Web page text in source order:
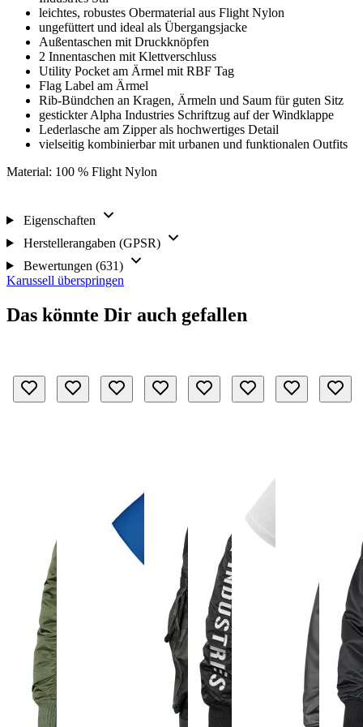
leichtes, robustes Obermaterial aus Flight Nylon
ungefüttert und ideal als Übergangsjacke
Außentaschen mit Druckknöpfen
2 Innentaschen mit Klettverschluss
Utility Pocket am Ärmel mit RBF Tag
Flag Label am Ärmel
Rib-Bündchen an Kragen, Ärmeln und Saum für guten Sitz
gestickter Alpha Industries Schriftzug auf der Windklappe
Lederlasche am Zipper als hochwertiges Detail
vielseitig kombinierbar mit urbanen und funktionalen Outfits
Material: 100 % Flight Nylon
Eigenschaften
Herstellerangaben (GPSR)
Bewertungen (631)
Karussell überspringen
Das könnte Dir auch gefallen